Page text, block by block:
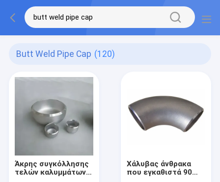
Butt Weld Pipe Cap (120)
Άκρης συγκόλλησης
τελών καλυμμάτων
Χάλυβας άνθρακα
που εγκαθιστά 90